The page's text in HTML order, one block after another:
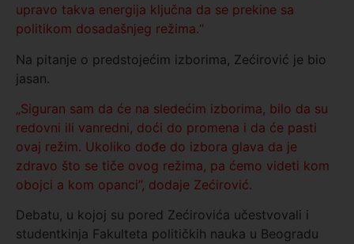
upravo takva energija ključna da se prekine sa
politikom dosadašnjeg režima.“
Na pitanje o predstojećim izborima, Zećirović je bio
jasan.
„Siguran sam da će na sledećim izborima, bilo da su
redovni ili vanredni, doći do promena i da će pasti
ovaj režim. Ukoliko dođe do izbora glava da je
zdravo što se tiče ovog režima, pa ćemo videti kom
obojci a kom opanci”, dodaje Zećirović.
Debatu, u kojoj su pored Zećirovića učestvovali i
studentkinja Fakulteta političkih nauka u Beogradu